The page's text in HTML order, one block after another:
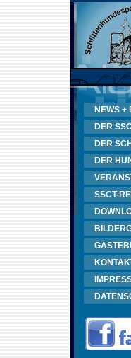
NEWS +
DER
DER
DER
SSCT-